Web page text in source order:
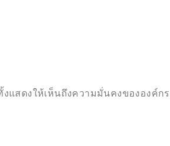
แสดงให้เห็นถึงความมั่นคงขององค์กร